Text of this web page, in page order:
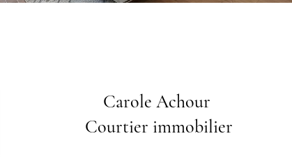
Carole Achour
Courtier immobilier